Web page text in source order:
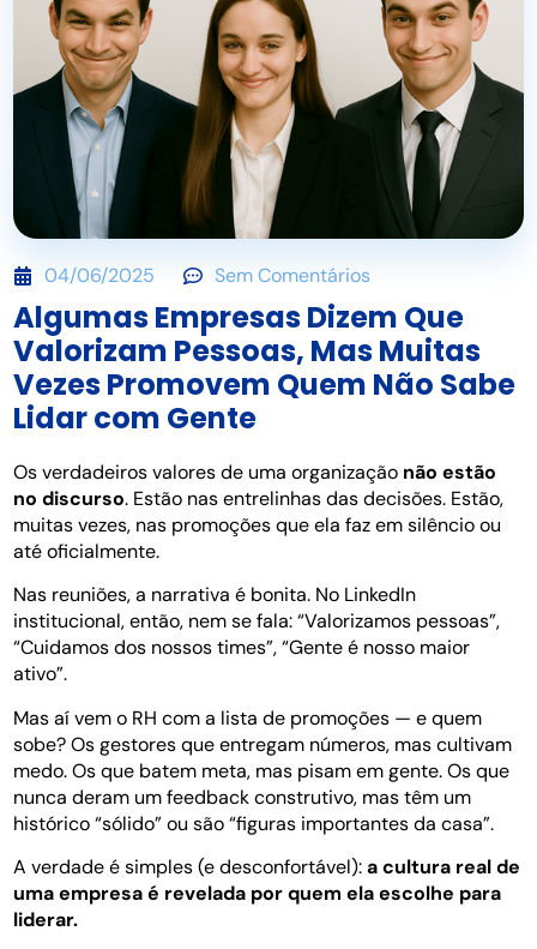
04/06/2025 Sem Comentários
Algumas Empresas Dizem Que
Valorizam Pessoas, Mas Muitas
Vezes Promovem Quem Não Sabe
Lidar com Gente
Os verdadeiros valores de uma organização não estão
no discurso. Estão nas entrelinhas das decisões. Estão,
muitas vezes, nas promoções que ela faz em silêncio ou
até oficialmente.
Nas reuniões, a narrativa é bonita. No LinkedIn
institucional, então, nem se fala: “Valorizamos pessoas”,
“Cuidamos dos nossos times”, “Gente é nosso maior
ativo”.
Mas aí vem o RH com a lista de promoções — e quem
sobe? Os gestores que entregam números, mas cultivam
medo. Os que batem meta, mas pisam em gente. Os que
nunca deram um feedback construtivo, mas têm um
histórico “sólido” ou são “figuras importantes da casa”.
A verdade é simples (e desconfortável):a cultura real de
uma empresa é revelada por quem ela escolhe para
liderar.